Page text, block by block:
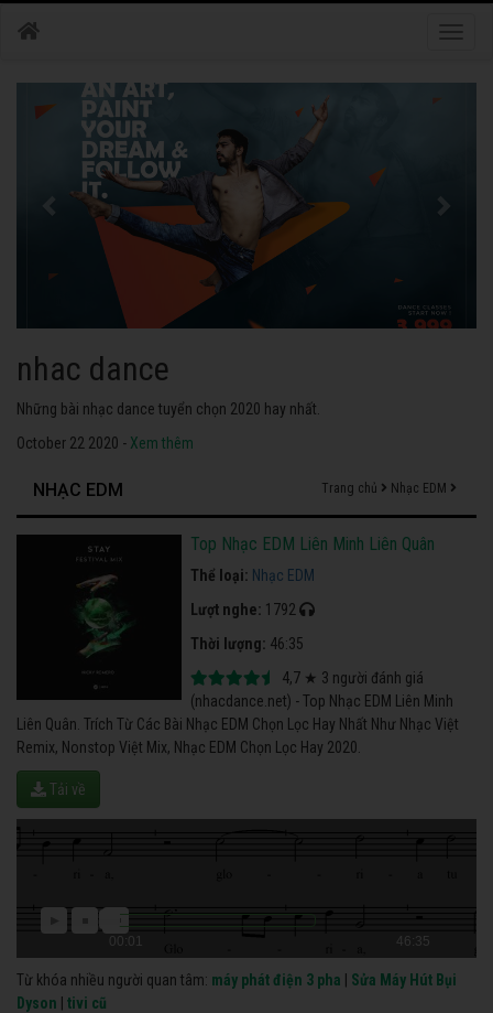
nhac dance
Những bài nhạc dance tuyển chọn 2020 hay nhất.
October 22 2020 - Xem thêm
NHẠC EDM Trang chủ Nhạc EDM
Top Nhạc EDM Liên Minh Liên Quân
Thể loại: Nhạc EDM
Lượt nghe: 1792
Thời lượng: 46:35
4,7 ★ 3 người đánh giá
(nhacdance.net) - Top Nhạc EDM Liên Minh
Liên Quân. Trích Từ Các Bài Nhạc EDM Chọn Lọc Hay Nhất Như Nhạc Việt
Remix, Nonstop Việt Mix, Nhạc EDM Chọn Lọc Hay 2020.
Tải về
00:01 46:35
Từ khóa nhiều người quan tâm: máy phát điện 3 pha
Sửa Máy Hút Bụi
Dyson
tivi cũ